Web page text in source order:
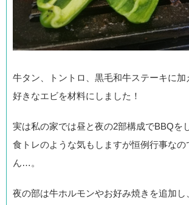
牛タン、トントロ、黒毛和牛ステーキに加
好きなエビを材料にしました！
実は私の家では昼と夜の2部構成でBBQを
食トレのような気もしますが恒例行事な
ん…。
夜の部は牛ホルモンやお好み焼きを追加し